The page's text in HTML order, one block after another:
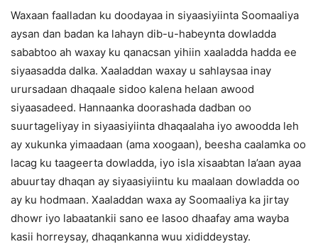
Waxaan faalladan ku doodayaa in siyaasiyiinta Soomaaliya
aysan dan badan ka lahayn dib-u-habeynta dowladda
sababtoo ah waxay ku qanacsan yihiin xaaladda hadda ee
siyaasadda dalka. Xaaladdan waxay u sahlaysaa inay
urursadaan dhaqaale sidoo kalena helaan awood
siyaasadeed. Hannaanka doorashada dadban oo
suurtageliyay in siyaasiyiinta dhaqaalaha iyo awoodda leh
ay xukunka yimaadaan (ama xoogaan), beesha caalamka oo
lacag ku taageerta dowladda, iyo isla xisaabtan la’aan ayaa
abuurtay dhaqan ay siyaasiyiintu ku maalaan dowladda oo
ay ku hodmaan. Xaaladdan waxa ay Soomaaliya ka jirtay
dhowr iyo labaatankii sano ee lasoo dhaafay ama wayba
kasii horreysay, dhaqankanna wuu xididdeystay.